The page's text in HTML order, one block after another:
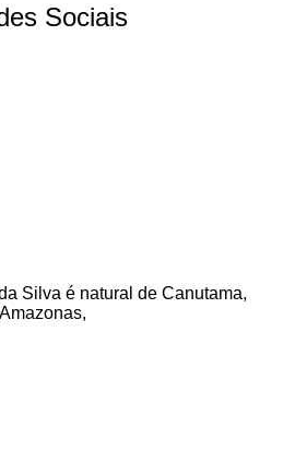
Sociais
Silva é natural de Canutama,